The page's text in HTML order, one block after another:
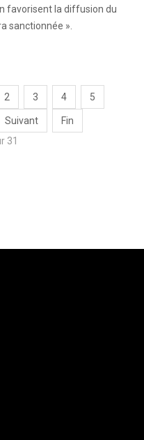
favorisent la diffusion du
sanctionnée ».
2 3 4 5
Suivant
Fin
31